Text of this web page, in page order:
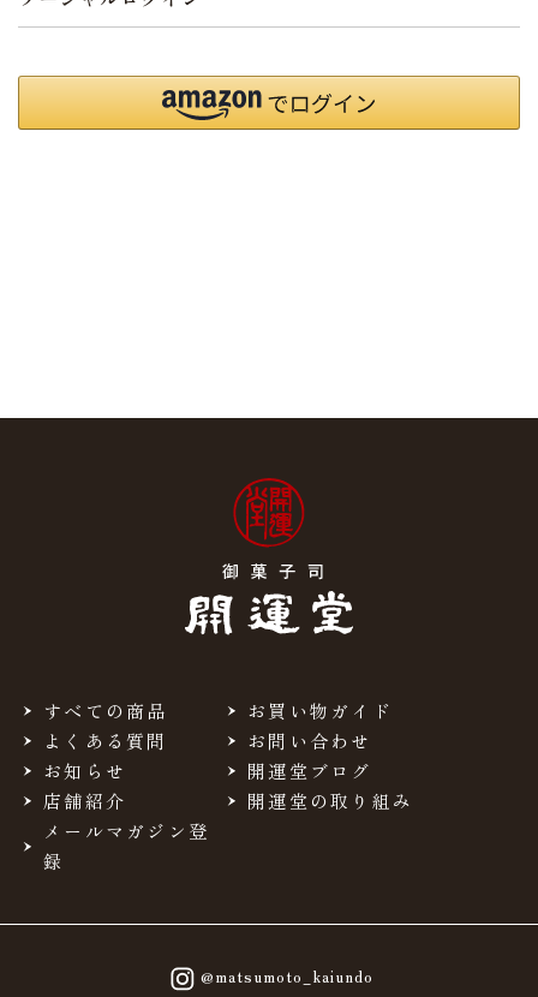
すべての商品
お買い物ガイド
よくある質問
お問い合わせ
お知らせ
開運堂ブログ
店舗紹介
開運堂の取り組み
メールマガジン登
録
@matsumoto_kaiundo